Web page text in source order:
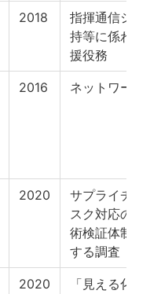
2018
指揮通信システ
持等に係わる技
援役務
2016 ネットワーク管
2020
サプライチェー
スク対応のた
術検証体制構築
する調査
2020
「見える化」